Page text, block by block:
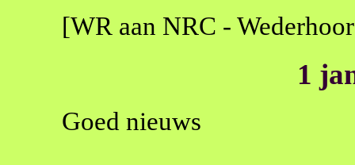
[WR aan NRC -
1
Goed nieuws